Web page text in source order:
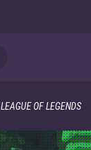
LEAGUE OF LEGENDS